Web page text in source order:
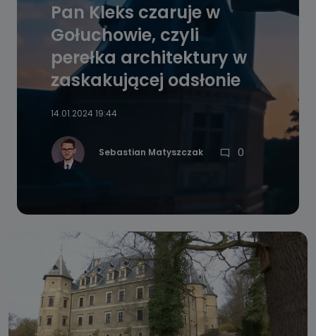
Pan Kleks czaruje w
Gołuchowie, czyli
perełka architektury w
zaskakującej odsłonie
14.01.2024 19:44
Sebastian Matyszczak 0